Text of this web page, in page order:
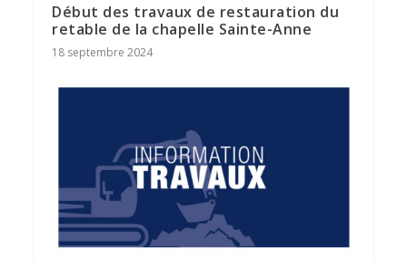
Début des travaux de restauration du
retable de la chapelle Sainte-Anne
18 septembre 2024